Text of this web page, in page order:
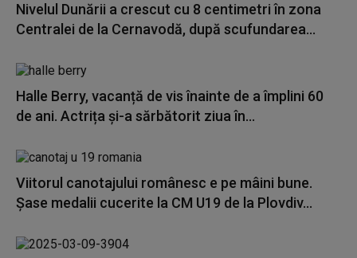
Nivelul Dunării a crescut cu 8 centimetri în zona
Centralei de la Cernavodă, după scufundarea...
Halle Berry, vacanță de vis înainte de a împlini 60
de ani. Actrița și-a sărbătorit ziua în...
Viitorul canotajului românesc e pe mâini bune.
Șase medalii cucerite la CM U19 de la Plovdiv...